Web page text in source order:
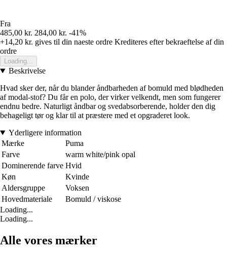
Fra
485,00 kr. 284,00 kr. -41%
+14,20 kr. gives til din naeste ordre Krediteres efter bekraeftelse af din
ordre
Loading...
Beskrivelse
Hvad sker der, når du blander åndbarheden af bomuld med blødheden
af modal-stof? Du får en polo, der virker velkendt, men som fungerer
endnu bedre. Naturligt åndbar og svedabsorberende, holder den dig
behageligt tør og klar til at præstere med et opgraderet look.
Yderligere information
Mærke
Puma
Farve
warm white/pink opal
Dominerende farve Hvid
Køn
Kvinde
Aldersgruppe
Voksen
Hovedmateriale
Bomuld / viskose
Loading...
Loading...
Alle vores mærker